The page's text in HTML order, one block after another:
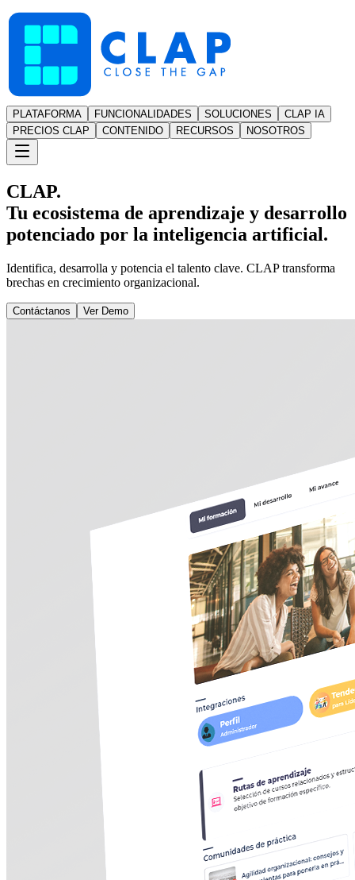
PLATAFORMA FUNCIONALIDADES SOLUCIONES
CLAP IA
PRECIOS CLAP
CONTENIDO RECURSOS NOSOTROS
CLAP.
Tu ecosistema de aprendizaje y desarrollo
potenciado por la inteligencia artificial.
Identifica, desarrolla y potencia el talento clave. CLAP transforma
brechas en crecimiento organizacional.
Contáctanos Ver Demo